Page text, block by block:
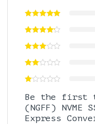
Be the first
(NGFF) NVME
Express